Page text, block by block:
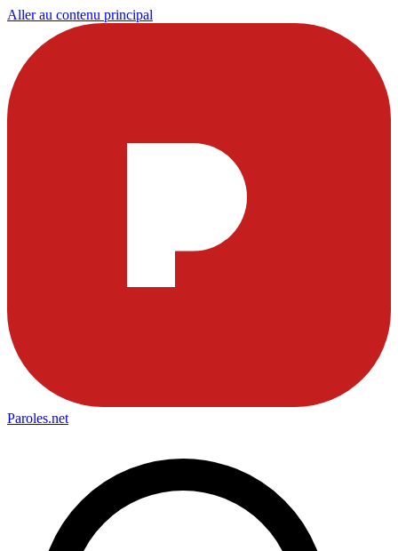
Aller au contenu principal
Paroles.net